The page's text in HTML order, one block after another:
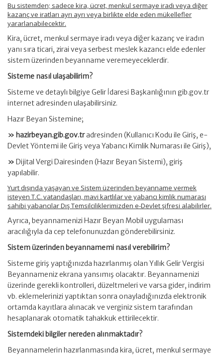
Bu sistemden; sadece kira, ücret, menkul sermaye iradı veya diğer
kazanç ve iratları ayrı ayrı veya birlikte elde eden mükellefler
yararlanabilecektir.
Kira, ücret, menkul sermaye iradı veya diğer kazanç ve iradın
yanı sıra ticari, zirai veya serbest meslek kazancı elde edenler
sistem üzerinden beyanname veremeyeceklerdir.
Sisteme nasıl ulaşabilirim?
Sisteme ve detaylı bilgiye Gelir İdaresi Başkanlığının gib.gov.tr
internet adresinden ulaşabilirsiniz.
Hazır Beyan Sistemine;
» hazirbeyan.gib.gov.tradresinden (Kullanıcı Kodu ile Giriş, e-
Devlet Yöntemi ile Giriş veya Yabancı Kimlik Numarası ile Giriş),
» Dijital Vergi Dairesinden (Hazır Beyan Sistemi), giriş
yapılabilir.
Yurt dışında yaşayan ve Sistem üzerinden beyanname vermek
isteyen T.C. vatandaşları, mavi kartlılar ve yabancı kimlik numarası
sahibi yabancılar Dış Temsilciliklerimizden e-Devlet şifresi alabilirler.
Ayrıca, beyannamenizi Hazır Beyan Mobil uygulaması
aracılığıyla da cep telefonunuzdan gönderebilirsiniz.
Sistem üzerinden beyannamemi nasıl verebilirim?
Sisteme giriş yaptığınızda hazırlanmış olan Yıllık Gelir Vergisi
Beyannameniz ekrana yansımış olacaktır. Beyannamenizi
üzerinde gerekli kontrolleri, düzeltmeleri ve varsa gider, indirim
vb. eklemelerinizi yaptıktan sonra onayladığınızda elektronik
ortamda kayıtlara alınacak ve verginiz sistem tarafından
hesaplanarak otomatik tahakkuk ettirilecektir.
Sistemdeki bilgiler nereden alınmaktadır?
Beyannamelerin hazırlanmasında kira, ücret, menkul sermaye